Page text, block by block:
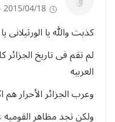
2015/04/18 - 19:41
كذبت والله يا
لم تقم فى تاريخ
العربيه
وعرب الجزائر الأحرار هم
ولكن تجد مظاهر القوميه